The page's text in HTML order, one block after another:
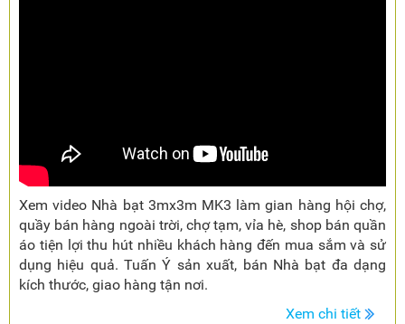
Xem video Nhà bạt 3mx3m MK3 làm gian hàng hội chợ,
quầy bán hàng ngoài trời, chợ tạm, vỉa hè, shop bán quần
áo tiện lợi thu hút nhiều khách hàng đến mua sắm và sử
dụng hiệu quả. Tuấn Ý sản xuất, bán Nhà bạt đa dạng
kích thước, giao hàng tận nơi.
Xem chi tiết